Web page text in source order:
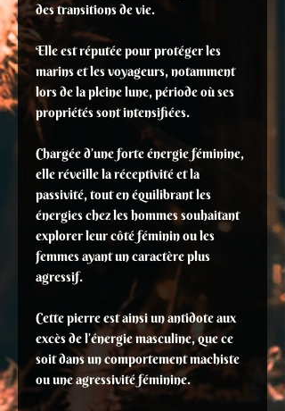
des transitions de vie.
Elle est réputée pour protéger les
marins et les voyageurs, notamment
lors de la pleine lune, période où ses
propriétés sont intensifiées.
Chargée d’une forte énergie féminine,
elle réveille la réceptivité et la
passivité, tout en équilibrant les
énergies chez les hommes souhaitant
explorer leur côté féminin ou les
femmes ayant un caractère plus
agressif.
Cette pierre est ainsi un antidote aux
excès de l’énergie masculine, que ce
soit dans un comportement machiste
ou une agressivité féminine.